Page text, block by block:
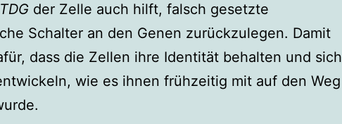
TDG der Zelle auch hilft, falsch gesetzte
Schalter an den Genen zurückzulegen. Damit
dass die Zellen ihre Identität behalten und sich
wie es ihnen frühzeitig mit auf den Weg